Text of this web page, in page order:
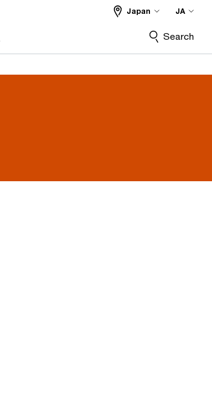
Japan JA
Search